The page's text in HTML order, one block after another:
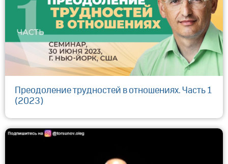
Преодоление трудностей в отношениях. Часть 1
(2023)